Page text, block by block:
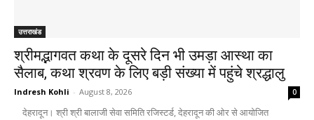
उत्तराखंड
श्रीमद्भागवत कथा के दूसरे दिन भी उमड़ा आस्था का
सैलाब, कथा श्रवण के लिए बड़ी संख्या में पहुंचे श्रद्धालु
Indresh Kohli - August 8, 2026 0
देहरादून। श्री श्री बालाजी सेवा समिति रजिस्टर्ड, देहरादून की ओर से आयोजित